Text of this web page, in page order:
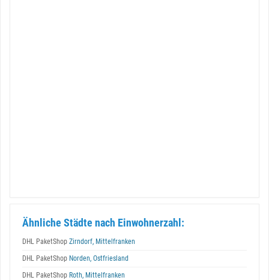
Ähnliche Städte nach Einwohnerzahl:
DHL PaketShop Zirndorf, Mittelfranken
DHL PaketShop Norden, Ostfriesland
DHL PaketShop Roth, Mittelfranken